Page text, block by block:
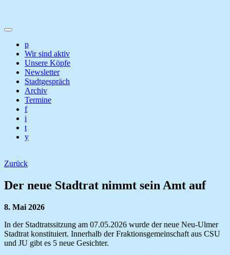
p
Wir sind aktiv
Unsere Köpfe
Newsletter
Stadtgespräch
Archiv
Termine
f
i
t
y
Zurück
Der neue Stadtrat nimmt sein Amt auf
8. Mai 2026
In der Stadtratssitzung am 07.05.2026 wurde der neue Neu-Ulmer
Stadtrat konstituiert. Innerhalb der Fraktionsgemeinschaft aus CSU
und JU gibt es 5 neue Gesichter.